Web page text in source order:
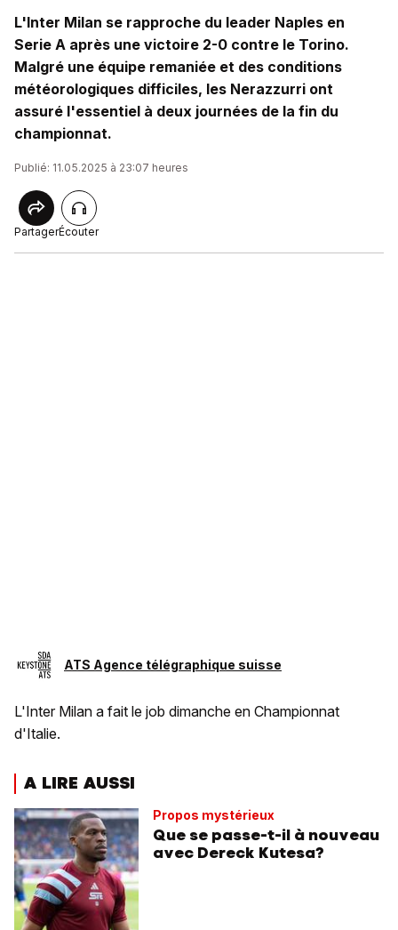
L'Inter Milan se rapproche du leader Naples en
Serie A après une victoire 2-0 contre le Torino.
Malgré une équipe remaniée et des conditions
météorologiques difficiles, les Nerazzurri ont
assuré l'essentiel à deux journées de la fin du
championnat.
Publié: 11.05.2025 à 23:07 heures
PartagerÉcouter
ATS Agence télégraphique suisse
L'Inter Milan a fait le job dimanche en Championnat
d'Italie.
A LIRE AUSSI
Propos mystérieux
Que se passe-t-il à nouveau
avec Dereck Kutesa?